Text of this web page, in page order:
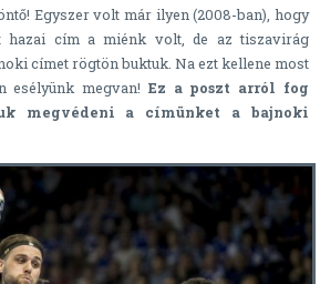
Egyszer volt már ilyen (2008-ban), hogy
cím a miénk volt, de az tiszavirág
címet rögtön buktuk. Na ezt kellene most
esélyünk megvan! Ez a poszt arról fog
megvédeni a címünket a bajnoki